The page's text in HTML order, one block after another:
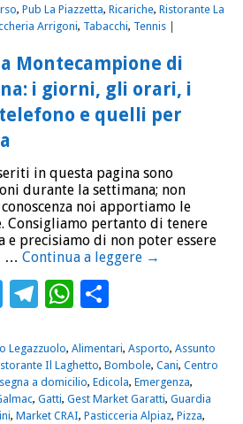
, Pub La Piazzetta, Ricariche, Ristorante La
Arrigoni, Tabacchi, Tennis |
Montecampione di
i giorni, gli orari, i
e quelli per
in questa pagina sono
durante la settimana; non
noi apportiamo le
Consigliamo pertanto di tenere
e precisiamo di non poter essere
… Continua a leggere →
Twitter
Telegram
WhatsApp
Legazzuolo, Alimentari, Asporto, Assunto
Il Laghetto, Bombole, Cani, Centro
a domicilio, Edicola, Emergenza,
, Gatti, Gest Market Garatti, Guardia
, Market CRAI, Pasticceria Alpiaz, Pizza,